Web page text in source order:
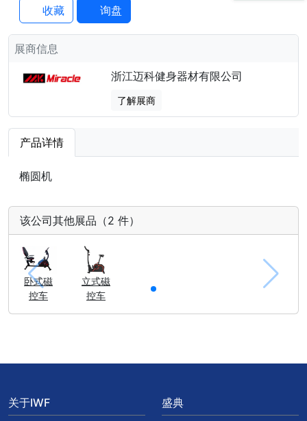
收藏 询盘
展商信息
浙江迈科健身器材有限公司
了解展商
产品详情
椭圆机
该公司其他展品（2 件）
卧式磁
控车
立式磁
控车
关于IWF
盛典